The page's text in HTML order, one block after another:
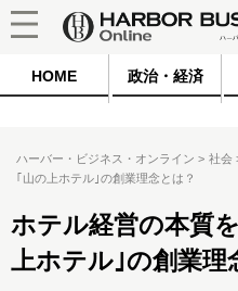
HOME 政治・経済
ハーバー・ビジネス・オンライン 社会
｢山の上ホテル｣の創業理念とは？
ホテル経営の本質
上ホテル｣の創業理